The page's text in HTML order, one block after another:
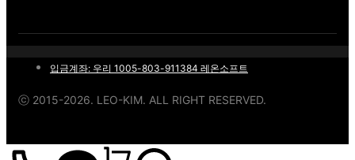
입금계좌: 우리 1005-803-911384 레온소프트
ⓒ 2015-2026. LEO-KIM. ALL RIGHT RESERVED.